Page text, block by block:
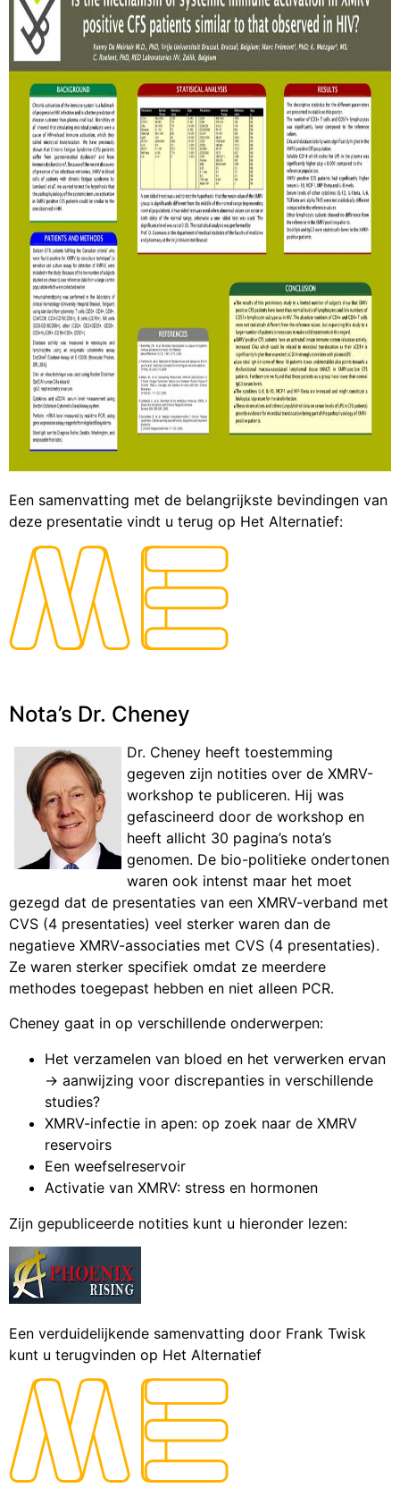
Een samenvatting met de belangrijkste bevindingen van
deze presentatie vindt u terug op Het Alternatief:
Nota’s Dr. Cheney
Dr. Cheney heeft toestemming
gegeven zijn notities over de XMRV-
workshop te publiceren. Hij was
gefascineerd door de workshop en
heeft allicht 30 pagina’s nota’s
genomen. De bio-politieke ondertonen
waren ook intenst maar het moet
gezegd dat de presentaties van een XMRV-verband met
CVS (4 presentaties) veel sterker waren dan de
negatieve XMRV-associaties met CVS (4 presentaties).
Ze waren sterker specifiek omdat ze meerdere
methodes toegepast hebben en niet alleen PCR.
Cheney gaat in op verschillende onderwerpen:
Het verzamelen van bloed en het verwerken ervan
-> aanwijzing voor discrepanties in verschillende
studies?
XMRV-infectie in apen: op zoek naar de XMRV
reservoirs
Een weefselreservoir
Activatie van XMRV: stress en hormonen
Zijn gepubliceerde notities kunt u hieronder lezen:
Een verduidelijkende samenvatting door Frank Twisk
kunt u terugvinden op Het Alternatief